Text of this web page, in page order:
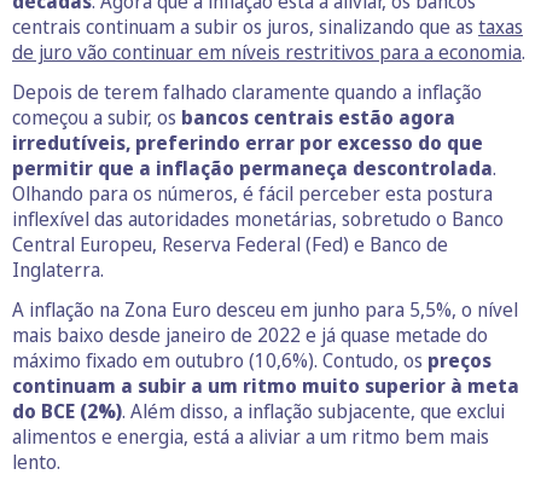
centrais continuam a subir os juros, sinalizando que as taxas
de juro vão continuar em níveis restritivos para a economia.
Depois de terem falhado claramente quando a inflação
começou a subir, os bancos centrais estão agora
irredutíveis, preferindo errar por excesso do que
permitir que a inflação permaneça descontrolada.
Olhando para os números, é fácil perceber esta postura
inflexível das autoridades monetárias, sobretudo o Banco
Central Europeu, Reserva Federal (Fed) e Banco de
Inglaterra.
A inflação na Zona Euro desceu em junho para 5,5%, o nível
mais baixo desde janeiro de 2022 e já quase metade do
máximo fixado em outubro (10,6%). Contudo, os preços
continuam a subir a um ritmo muito superior à meta
do BCE (2%). Além disso, a inflação subjacente, que exclui
alimentos e energia, está a aliviar a um ritmo bem mais
lento.